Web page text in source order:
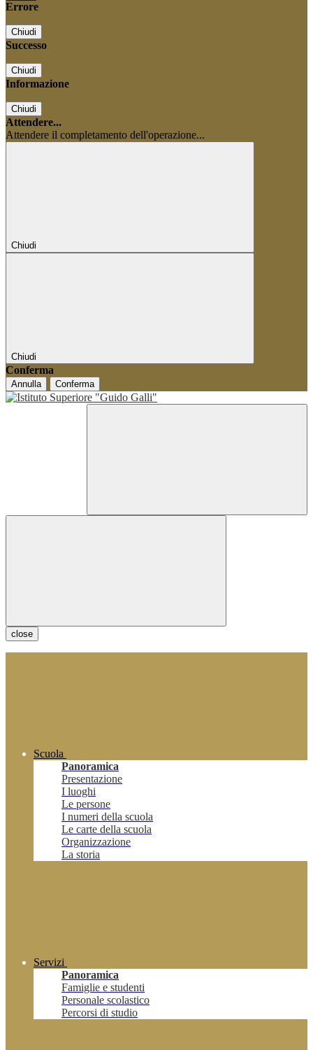
Errore
Chiudi
Successo
Chiudi
Informazione
Chiudi
Attendere...
Attendere il completamento dell'operazione...
Chiudi
Chiudi
Conferma
Annulla Conferma
close
Scuola
Panoramica
Presentazione
I luoghi
Le persone
I numeri della scuola
Le carte della scuola
Organizzazione
La storia
Servizi
Panoramica
Famiglie e studenti
Personale scolastico
Percorsi di studio